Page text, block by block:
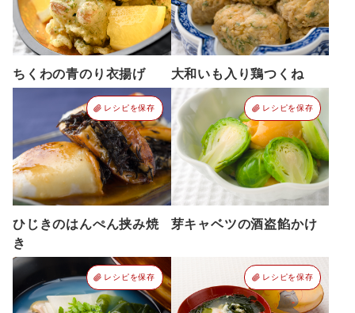
ちくわの青のり衣揚げ 大和いも入り鶏つくね
レシピを保存
ひじきのはんぺん挟み焼
き
レシピを保存
芽キャベツの酒盗餡かけ
レシピを保存 レシピを保存